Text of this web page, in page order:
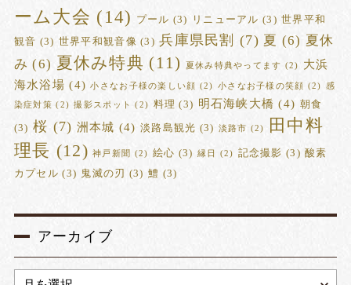
ーム大会 (14) プール (3) リニューアル (3) 世界平和
観音 (3) 世界平和観音像 (3) 兵庫県民割 (7) 夏 (6) 夏休
み (6) 夏休み特典 (11) 夏休み特典やってます (2)
大浜
海水浴場 (4) 小さなお子様の楽しい顔 (2) 小さなお子様の笑顔 (2) 感
染症対策 (2) 撮影スポット (2) 料理 (3) 明石海峡大橋 (4) 朝食
(3) 桜 (7) 洲本城 (4) 淡路島観光 (3) 淡路市 (2)
田中料
理長 (12) 神戸新聞 (2) 絵心 (3) 縁日 (2) 記念撮影 (3) 酸素
カプセル (3) 鬼滅の刃 (3) 鱧 (3)
アーカイブ